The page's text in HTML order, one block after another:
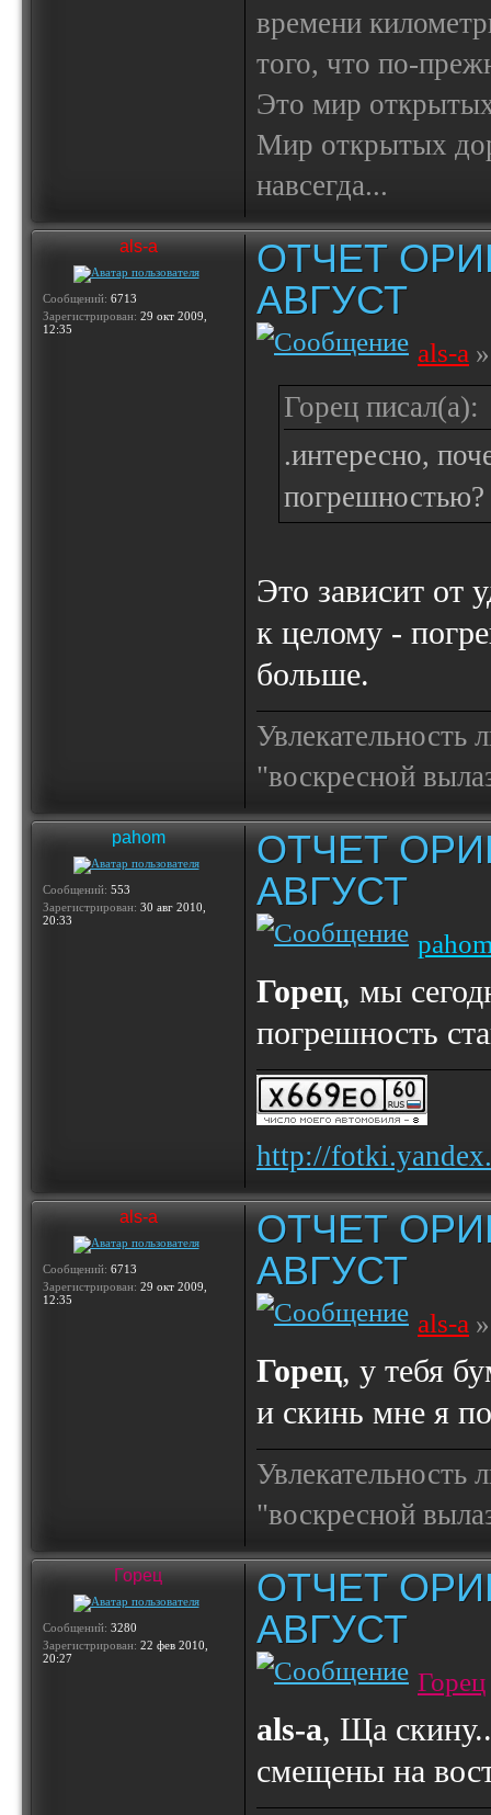
времени
того, что по-
Это мир
Мир открытых
навсегда...
als-a
Сообщений: 6713
Зарегистрирован: 29 окт 2009,
12:35
ОТЧЕТ
АВГУСТ
als-a
Горец писал(а):
.интересно,
погрешностью?
Это зависит от
к целому -
больше.
Увлекательность
"воскресной
pahom
Сообщений: 553
Зарегистрирован: 30 авг 2010,
20:33
ОТЧЕТ
АВГУСТ
Горец, мы
погрешность
http://
als-a
Сообщений: 6713
Зарегистрирован: 29 окт 2009,
12:35
ОТЧЕТ
АВГУСТ
als-a
Горец, у тебя
и скинь мне я
Увлекательность
"воскресной
Горец
Сообщений: 3280
Зарегистрирован: 22 фев 2010,
20:27
ОТЧЕТ
АВГУСТ
Горец
als-a, Ща
смещены на